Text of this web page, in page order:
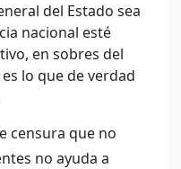
del Estado sea
nacional esté
en sobres del
lo que de verdad
censura que no
no ayuda a